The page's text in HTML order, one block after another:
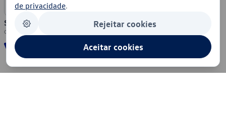
Segurança
de privacidade.
Rejeitar cookies
Aceitar cookies